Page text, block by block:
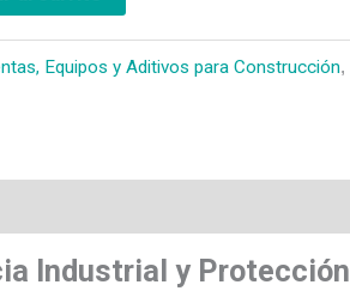
Equipos y Aditivos para Construcción,
Industrial y Protección